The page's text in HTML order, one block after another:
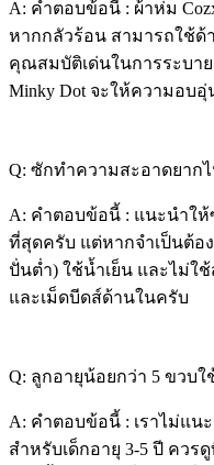
A: คำตอบข้อนี้ : ผ้าห่ม
หากกลัวร้อน สามารถใช้ด้า
คุณสมบัติเด่นในการระบา
Minky Dot จะให้ความอบ
Q: ซักทำความสะอาดยาก
A: คำตอบข้อนี้ : แนะนำใ
ที่สุดครับ แต่หากจำเป็นต้อ
ปั่นต่ำ) ใช้น้ำเย็น และไม่ใ
และเม็ดบีดส์ด้านในครับ
Q: ลูกอายุน้อยกว่า 5 ขวบใ
A: คำตอบข้อนี้ : เราไม่แน
สำหรับเด็กอายุ 3-5 ปี คว